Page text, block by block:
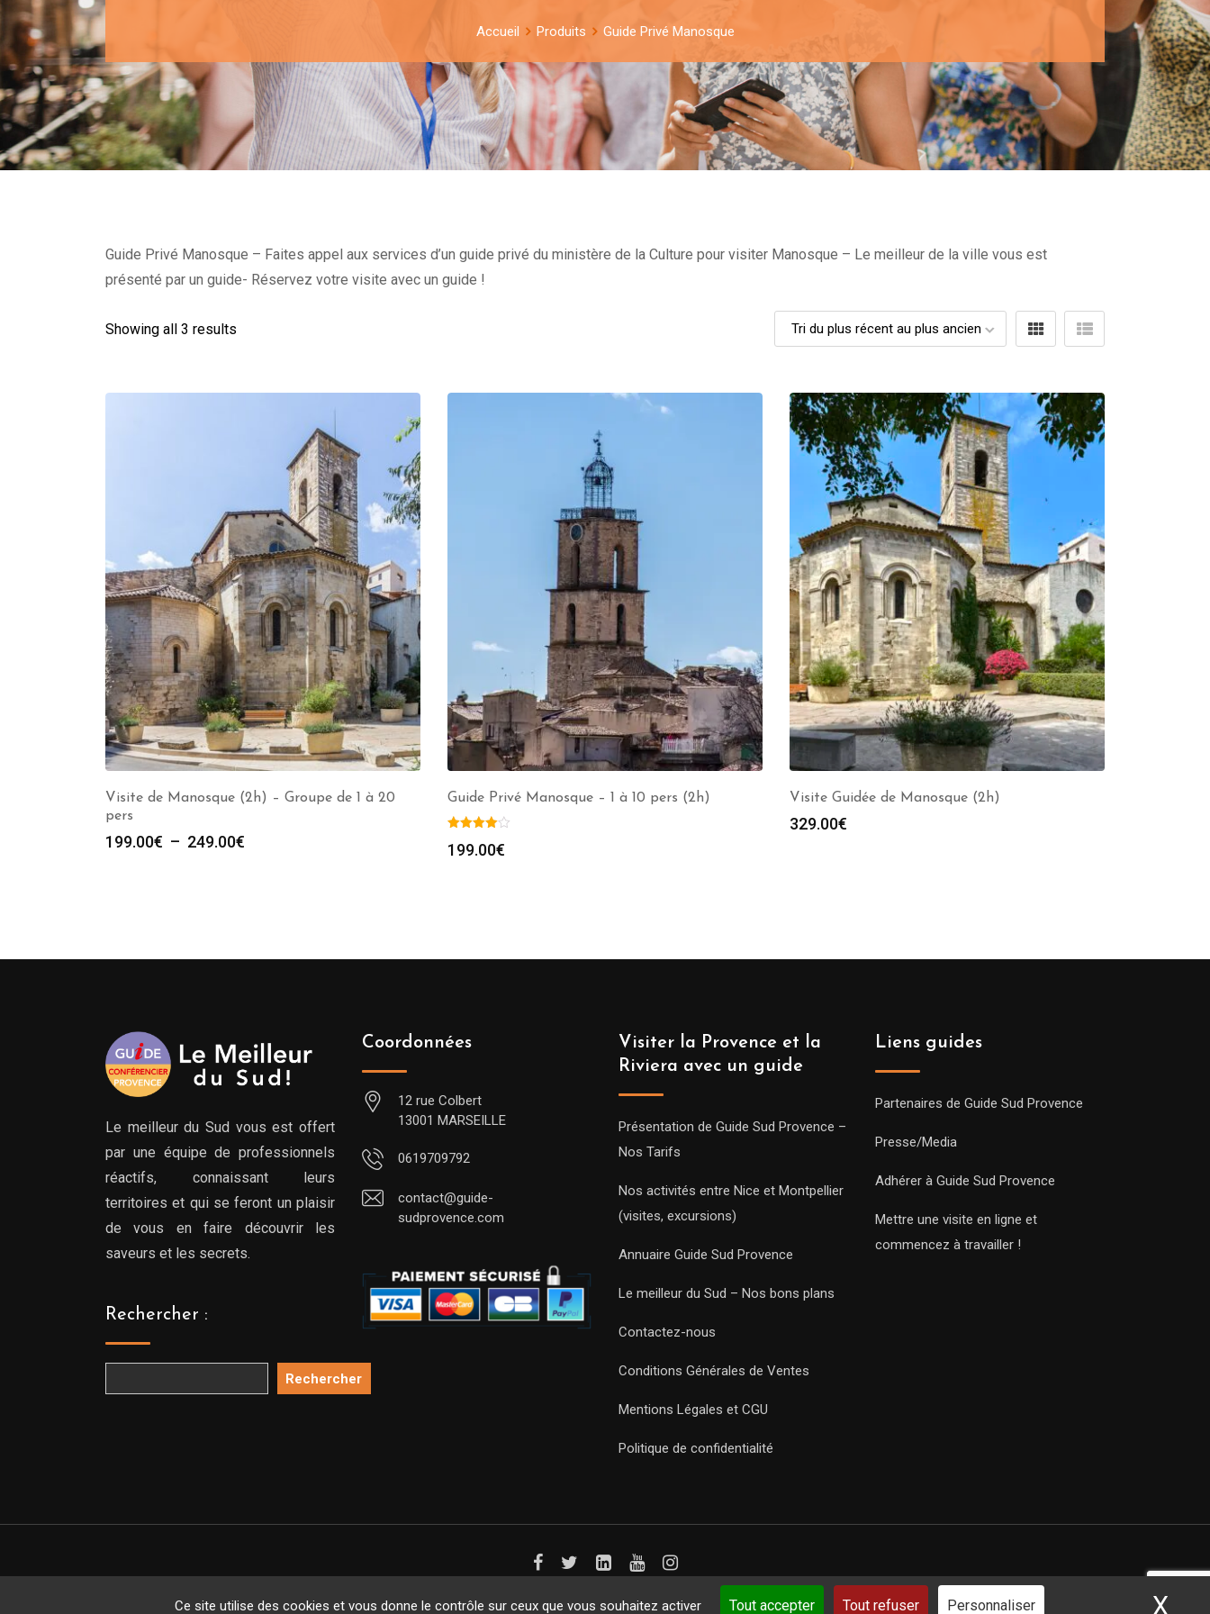
Ce site utilise des cookies et vous donne le contrôle sur ceux que vous souhaitez activer Tout accepter Tout refuser Personnaliser X
Accueil Produits Guide Privé Manosque
Guide Privé Manosque – Faites appel aux services d’un guide privé du ministère de la Culture pour visiter Manosque – Le meilleur de la ville vous est
présenté par un guide- Réservez votre visite avec un guide !
Showing all 3 results
Visite de Manosque (2h) – Groupe de 1 à 20
pers
199.00€ – 249.00€
Guide Privé Manosque – 1 à 10 pers (2h)
199.00€
Visite Guidée de Manosque (2h)
329.00€
Le meilleur du Sud vous est offert
par une équipe de professionnels
réactifs, connaissant leurs
territoires et qui se feront un plaisir
de vous en faire découvrir les
saveurs et les secrets.
Rechercher :
Rechercher
Coordonnées
12 rue Colbert
13001 MARSEILLE
0619709792
contact@guide-
sudprovence.com
Visiter la Provence et la
Riviera avec un guide
Présentation de Guide Sud Provence –
Nos Tarifs
Nos activités entre Nice et Montpellier
(visites, excursions)
Annuaire Guide Sud Provence
Le meilleur du Sud – Nos bons plans
Contactez-nous
Conditions Générales de Ventes
Mentions Légales et CGU
Politique de confidentialité
Liens guides
Partenaires de Guide Sud Provence
Presse/Media
Adhérer à Guide Sud Provence
Mettre une visite en ligne et
commencez à travailler !
Copyright Guides 2021. Tous droits réservés.Développement web sur mesurepar iSoluce